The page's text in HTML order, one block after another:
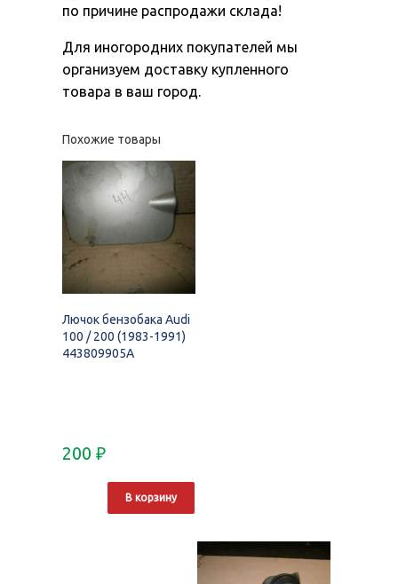
по причине распродажи склада!
Для иногородних покупателей мы
организуем доставку купленного
товара в ваш город.
Похожие товары
Лючок бензобака Audi
100 / 200 (1983-1991)
443809905A
200 ₽
В корзину